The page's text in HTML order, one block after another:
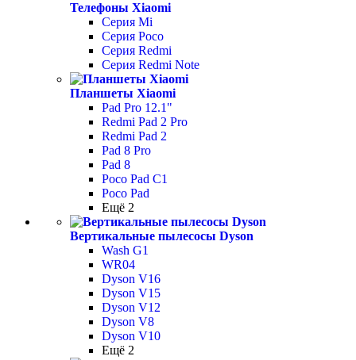
Телефоны Xiaomi
Серия Mi
Серия Poco
Серия Redmi
Серия Redmi Note
Планшеты Xiaomi
Pad Pro 12.1"
Redmi Pad 2 Pro
Redmi Pad 2
Pad 8 Pro
Pad 8
Poco Pad С1
Poco Pad
Ещё 2
Вертикальные пылесосы Dyson
Wash G1
WR04
Dyson V16
Dyson V15
Dyson V12
Dyson V8
Dyson V10
Ещё 2